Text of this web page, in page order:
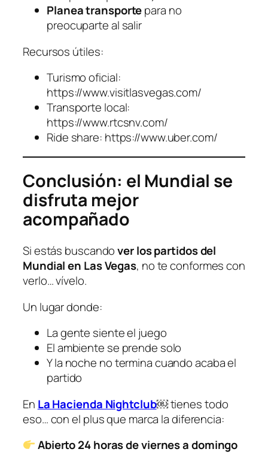
Planea transportepara no
preocuparte al salir
Recursos útiles:
Turismo oficial:
https://www.visitlasvegas.com/
Transporte local:
https://www.rtcsnv.com/
Ride share: https://www.uber.com/
Conclusión: el Mundial se
disfruta mejor
acompañado
Si estás buscandover los partidos del
Mundial en Las Vegas, no te conformes con
verlo… vívelo.
Un lugar donde:
La gente siente el juego
El ambiente se prende solo
Y la noche no termina cuando acaba el
partido
En La Hacienda Nightclub￼tienes todo
eso… con el plus que marca la diferencia:
Abierto 24 horas de viernes a domingo